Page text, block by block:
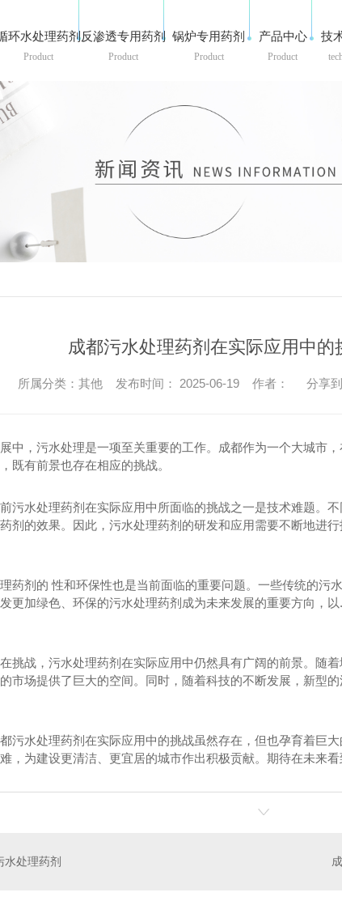
环水处理药剂
Product
反渗透专用药剂
Product
锅炉专用药剂
Product
产品中心
Product
技
成都污水处理药剂在实际应用中的
所属分类：其他 发布时间： 2025-06-19 作者： 分享
中，污水处理是一项至关重要的工作。成都作为一个大城市
既有前景也存在相应的挑战。
污水处理药剂在实际应用中所面临的挑战之一是技术难题。
剂的效果。因此，污水处理药剂的研发和应用需要不断地进
药剂的 性和环保性也是当前面临的重要问题。一些传统的污
更加绿色、环保的污水处理药剂成为未来发展的重要方向，
挑战，污水处理药剂在实际应用中仍然具有广阔的前景。随
市场提供了巨大的空间。同时，随着科技的不断发展，新型
污水处理药剂在实际应用中的挑战虽然存在，但也孕育着巨
，为建设更清洁、更宜居的城市作出积极贡献。期待在未来
水处理药剂